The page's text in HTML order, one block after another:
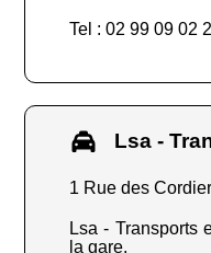
Tel : 02 99 09 02
Lsa -
1 Rue des
Lsa - Transports
la gare.